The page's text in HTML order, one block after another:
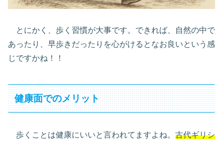
とにかく、歩く習慣が大事です。できれば、自然の中で
あったり、早歩きだったりを心がけるとなお良いという感
じですかね！！
健康面でのメリット
歩くことは健康にいいと言われてますよね。 古代ギリシ